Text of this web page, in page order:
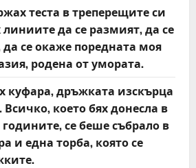
теста в треперещите си
да се размият, да се
се окаже поредната моя
родена от умората.
куфара, дръжката изскърца
което бях донесла в
се беше събрало в
и една торба, която се